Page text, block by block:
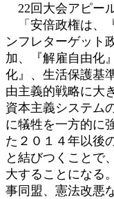
22回大会アピー
「安倍政権は、
ンフレターゲット
加、『解雇自由化
化』、生活保護基
由主義的戦略に大
資本主義システム
に犠牲を一方的に
た２０１４年以後
と結びつくことで
大することになる
事同盟、憲法改悪